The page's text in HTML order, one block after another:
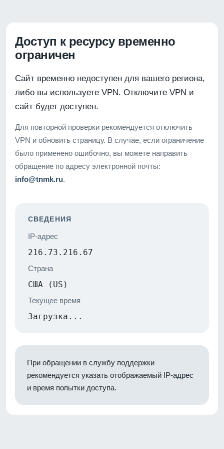
Доступ к ресурсу временно
ограничен
Сайт временно недоступен для вашего региона,
либо вы используете VPN. Отключите VPN и
сайт будет доступен.
Для повторной проверки рекомендуется отключить
VPN и обновить страницу. В случае, если ограничение
было применено ошибочно, вы можете направить
обращение по адресу электронной почты:
info@tnmk.ru.
СВЕДЕНИЯ
IP-адрес
216.73.216.67
Страна
США (US)
Текущее время
Загрузка...
При обращении в службу поддержки
рекомендуется указать отображаемый IP-адрес
и время попытки доступа.